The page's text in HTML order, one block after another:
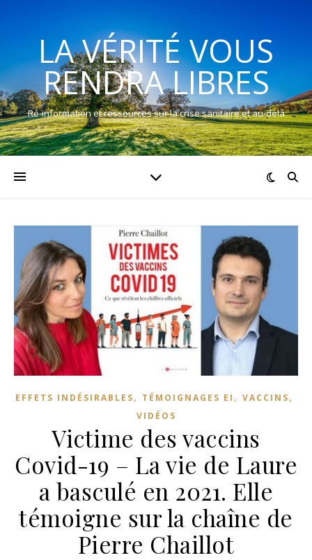
LA VÉRITÉ VOUS
RENDRA LIBRES
Ré-information et ressources sur la crise sanitaire et au-delà
EFFETS INDÉSIRABLES, TÉMOIGNAGES EI , VACCINS,
VIDÉOS
Victime des vaccins
Covid-19 – La vie de Laure
a basculé en 2021. Elle
témoigne sur la chaîne de
Pierre Chaillot